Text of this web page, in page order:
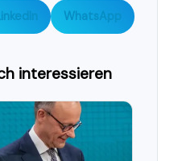
WhatsApp
interessieren